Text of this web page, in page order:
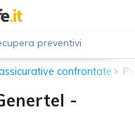
preventivi
confrontate
-